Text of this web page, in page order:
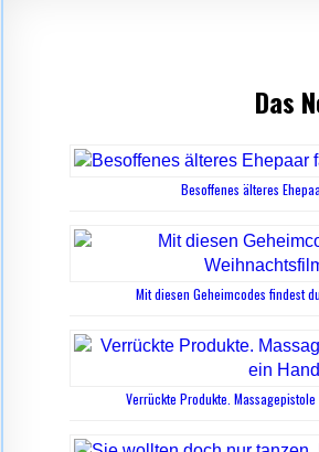
Das
Besoffenes älteres
Mit diesen Geheimcodes findest
Verrückte Produkte.